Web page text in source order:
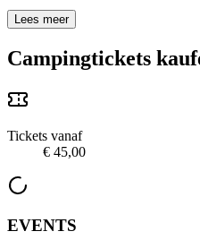
Lees meer
Campingtickets
Tickets vanaf
€ 45,00
EVENTS